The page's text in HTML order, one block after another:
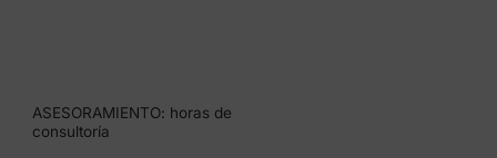
ASESORAMIENTO: horas de
consultoría